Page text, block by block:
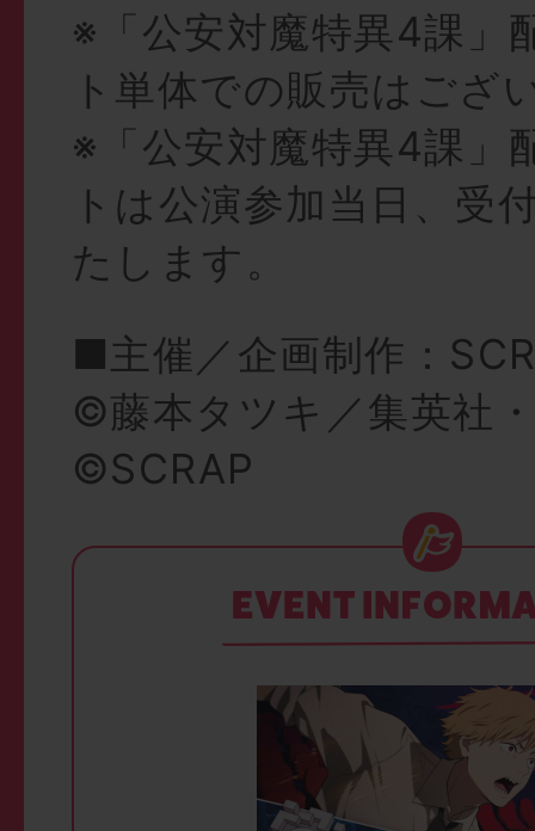
※「公安対魔特異4課」
ト単体での販売はござ
※「公安対魔特異4課」
トは公演参加当日、受
たします。
■主催／企画制作：
©藤本タツキ／集英社
©SCRAP